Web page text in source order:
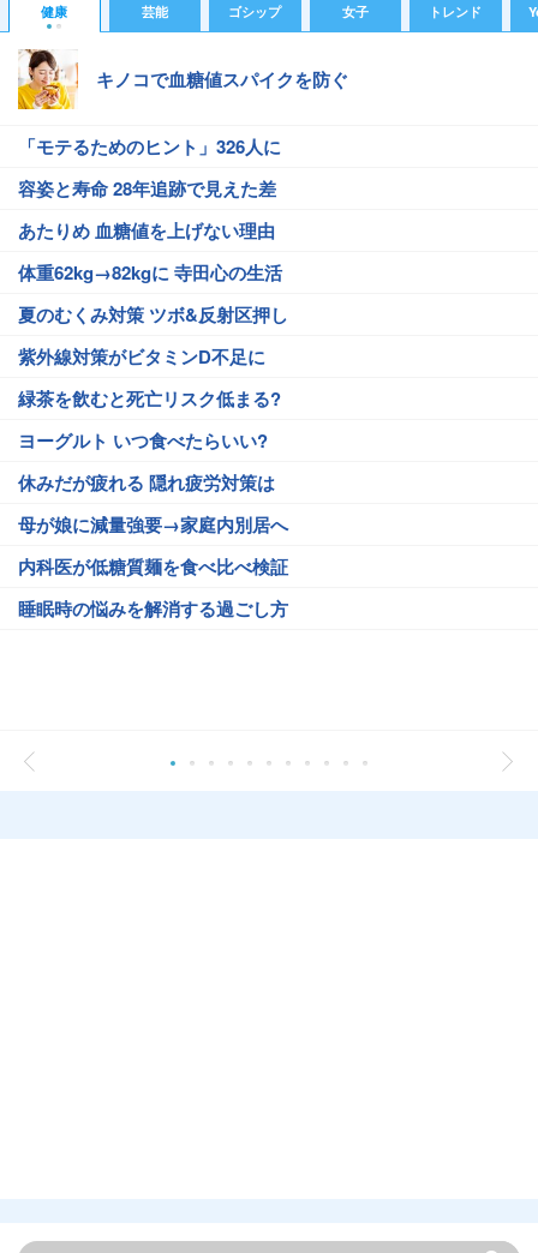
健康 芸能 ゴシップ 女子 トレンド
キノコで血糖値スパイクを防ぐ
「モテるためのヒント」326人に
容姿と寿命 28年追跡で見えた差
あたりめ 血糖値を上げない理由
体重62kg→82kgに 寺田心の生活
夏のむくみ対策 ツボ&反射区押し
紫外線対策がビタミンD不足に
緑茶を飲むと死亡リスク低まる?
ヨーグルト いつ食べたらいい?
休みだが疲れる 隠れ疲労対策は
母が娘に減量強要→家庭内別居へ
内科医が低糖質麺を食べ比べ検証
睡眠時の悩みを解消する過ごし方